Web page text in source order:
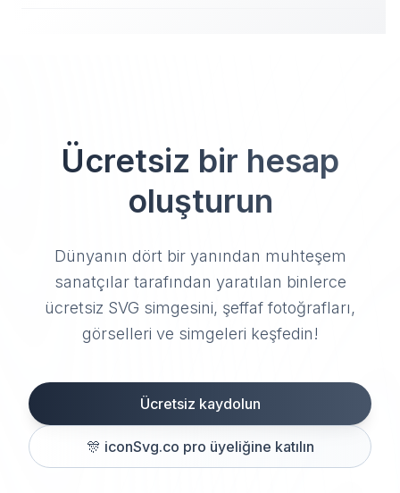
Ücretsiz bir hesap
oluşturun
Dünyanın dört bir yanından muhteşem
sanatçılar tarafından yaratılan binlerce
ücretsiz SVG simgesini, şeffaf fotoğrafları,
görselleri ve simgeleri keşfedin!
Ücretsiz kaydolun
🎊 iconSvg.co pro üyeliğine katılın